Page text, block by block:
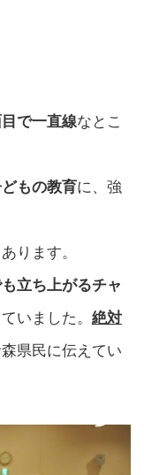
で一直線なとこ
もの教育に、強
ります。
立ち上がるチャ
いました。 絶対
県民に伝えてい